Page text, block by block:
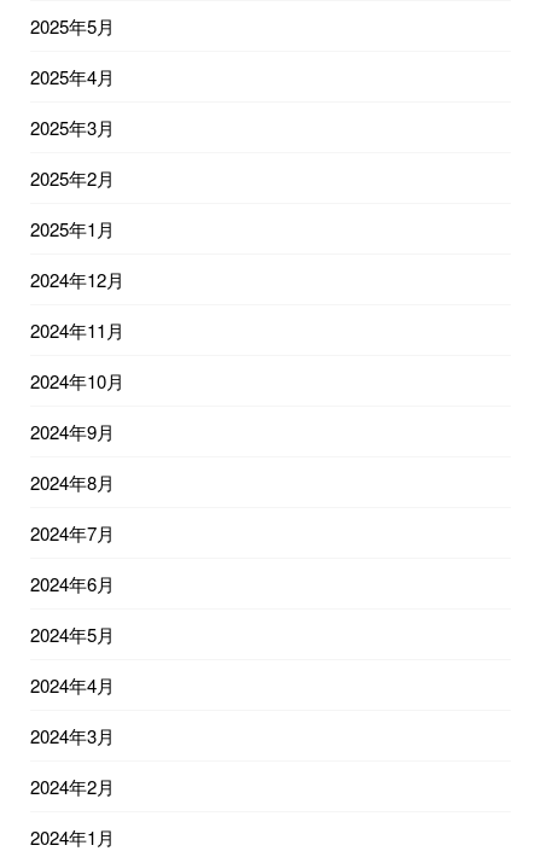
2025年5月
2025年4月
2025年3月
2025年2月
2025年1月
2024年12月
2024年11月
2024年10月
2024年9月
2024年8月
2024年7月
2024年6月
2024年5月
2024年4月
2024年3月
2024年2月
2024年1月